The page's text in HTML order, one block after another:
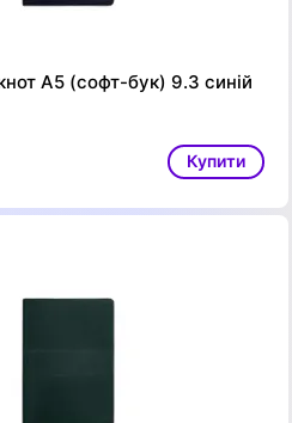
А5 (софт-бук) 9.3 синій
Купити